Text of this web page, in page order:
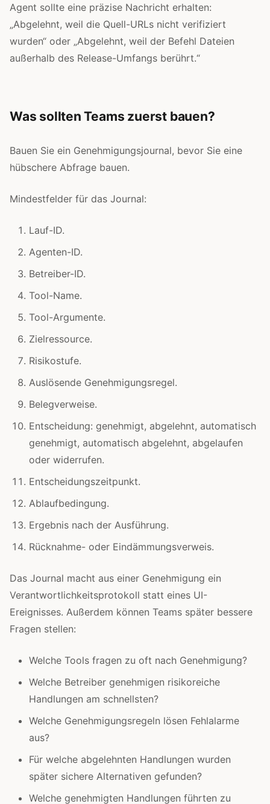
Agent sollte eine präzise Nachricht erhalten:
„Abgelehnt, weil die Quell-URLs nicht verifiziert
wurden“ oder „Abgelehnt, weil der Befehl Dateien
außerhalb des Release-Umfangs berührt.“
Was sollten Teams zuerst bauen?
Bauen Sie ein Genehmigungsjournal, bevor Sie eine
hübschere Abfrage bauen.
Mindestfelder für das Journal:
Lauf-ID.
Agenten-ID.
Betreiber-ID.
Tool-Name.
Tool-Argumente.
Zielressource.
Risikostufe.
Auslösende Genehmigungsregel.
Belegverweise.
Entscheidung: genehmigt, abgelehnt, automatisch
genehmigt, automatisch abgelehnt, abgelaufen
oder widerrufen.
Entscheidungszeitpunkt.
Ablaufbedingung.
Ergebnis nach der Ausführung.
Rücknahme- oder Eindämmungsverweis.
Das Journal macht aus einer Genehmigung ein
Verantwortlichkeitsprotokoll statt eines UI-
Ereignisses. Außerdem können Teams später bessere
Fragen stellen:
Welche Tools fragen zu oft nach Genehmigung?
Welche Betreiber genehmigen risikoreiche
Handlungen am schnellsten?
Welche Genehmigungsregeln lösen Fehlalarme
aus?
Für welche abgelehnten Handlungen wurden
später sichere Alternativen gefunden?
Welche genehmigten Handlungen führten zu